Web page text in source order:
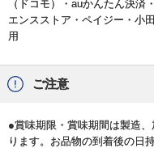
（ドコモ）・auかんたん決
エンスストア・ペイジー・小
用
ご注意
●賞味期限・賞味期間は製造
ります。お品物の到着後の日